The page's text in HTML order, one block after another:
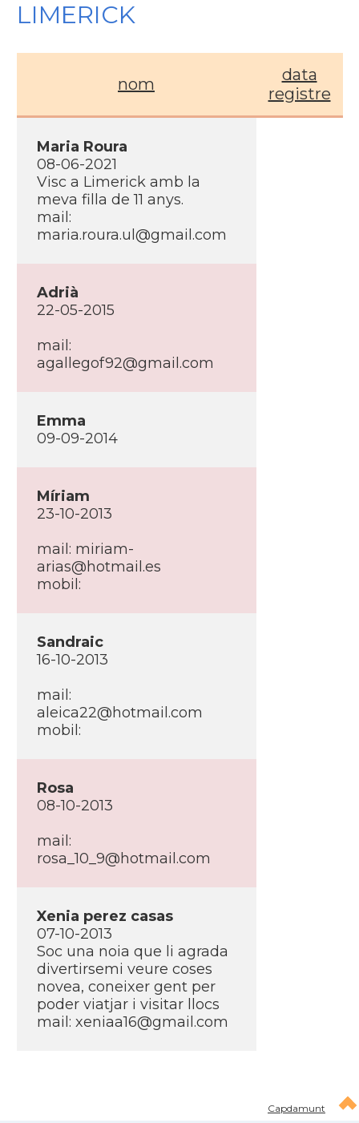
LIMERICK
nom
data
registre
Maria Roura
08-06-2021
Visc a Limerick amb la
meva filla de 11 anys.
mail:
maria.roura.ul@gmail.com
Adrià
22-05-2015
mail:
agallegof92@gmail.com
Emma
09-09-2014
Mí­riam
23-10-2013
mail: miriam-
arias@hotmail.es
mobil:
Sandraic
16-10-2013
mail:
aleica22@hotmail.com
mobil:
Rosa
08-10-2013
mail:
rosa_10_9@hotmail.com
Xenia perez casas
07-10-2013
Soc una noia que li agrada
divertirsemi veure coses
novea, coneixer gent per
poder viatjar i visitar llocs
mail: xeniaa16@gmail.com
Capdamunt